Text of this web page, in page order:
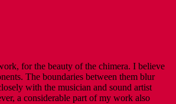
for the beauty of the chimera. I believe
The boundaries between them blur
with the musician and sound artist
a considerable part of my work also